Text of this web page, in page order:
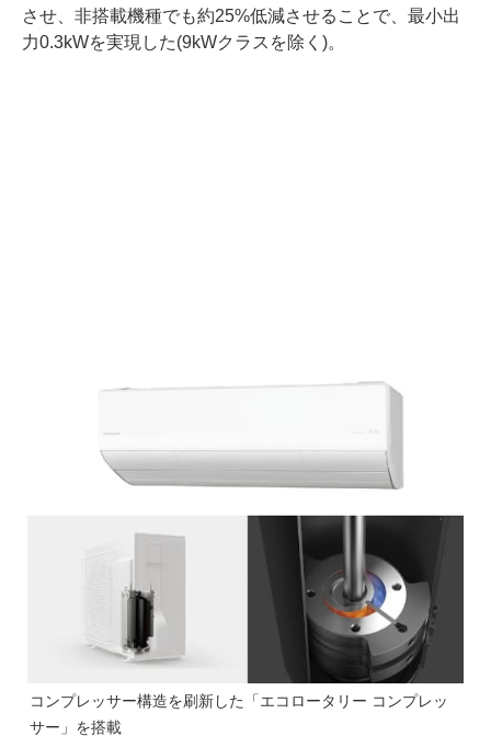
させ、非搭載機種でも約25%低減させることで、最小出
力0.3kWを実現した(9kWクラスを除く)。
コンプレッサー構造を刷新した「エコロータリー コンプレッ
サー」を搭載